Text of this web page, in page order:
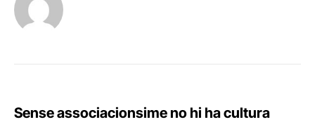
Sense associacionsime no hi ha cultura